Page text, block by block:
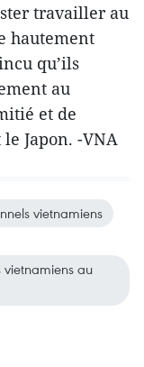
travailler au
hautement
qu’ils
au
et de
Japon. -VNA
vietnamiens
vietnamiens au